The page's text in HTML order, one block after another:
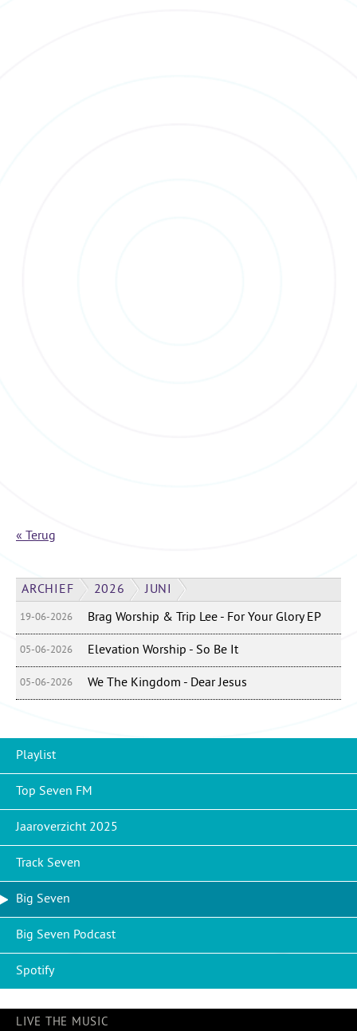
« Terug
ARCHIEF 2026 JUNI
19-06-2026 Brag Worship & Trip Lee - For Your Glory EP
05-06-2026 Elevation Worship - So Be It
05-06-2026 We The Kingdom - Dear Jesus
Playlist
Top Seven FM
Jaaroverzicht 2025
Track Seven
Big Seven
Big Seven Podcast
Spotify
LIVE THE MUSIC